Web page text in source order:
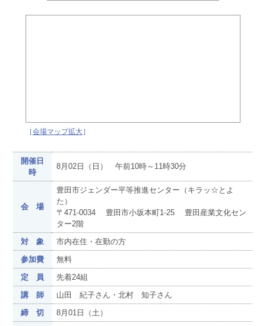
［会場マップ拡大］
開催日
時
8月02日（日） 午前10時～11時30分
会 場
豊田市ジェンダー平等推進センター（キラッ☆とよ
た）
〒471-0034 豊田市小坂本町1-25 豊田産業文化セン
ター2階
対 象
市内在住・在勤の方
参加費
無料
定 員
先着24組
講 師
山田 紀子さん・北村 知子さん
締 切
8月01日（土）